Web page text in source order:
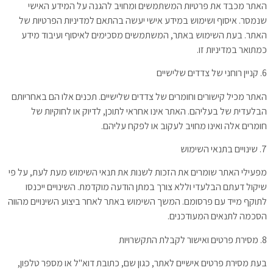
האתר מכבד את פרטיות המשתמשים ומחויב להגנה על המידע האישי
שנמסר. איסוף ושימוש במידע אישי יעשה בהתאם למדיניות הפרטיות של
האתר. בעת השימוש באתר, המשתמשים מסכימים לאיסוף ועיבוד מידע
כמתואר במדיניות זו.
6. קניין רוחני של צדדים שלישיים
האתר מכיל קישורים וחומרים של צדדים שלישיים. תכנים אלו הם באחריותם
הבלעדית של בעליהם. האתר אינו אחראי לתוכן, לדיוק או לחוקיות של
חומרים אלה ואינו מחויב לעקוב או לפקח עליהם.
7. שינויים בתנאי השימוש
מפעילי האתר שומרים את הזכות לשנות את תנאי השימוש מעת לעת, על פי
שיקול דעתם הבלעדי וללא צורך במתן הודעה מוקדמת. השינויים ייכנסו
לתוקף מייד עם פרסומם. המשך השימוש באתר לאחר ביצוע השינויים מהווה
הסכמה לתנאים המעודכנים.
8. מסירת פרטים ואישור לקבלת התקשרויות
בעת מסירת פרטים אישיים לאתר, כגון שם, כתובת דוא"ל או מספר טלפון,